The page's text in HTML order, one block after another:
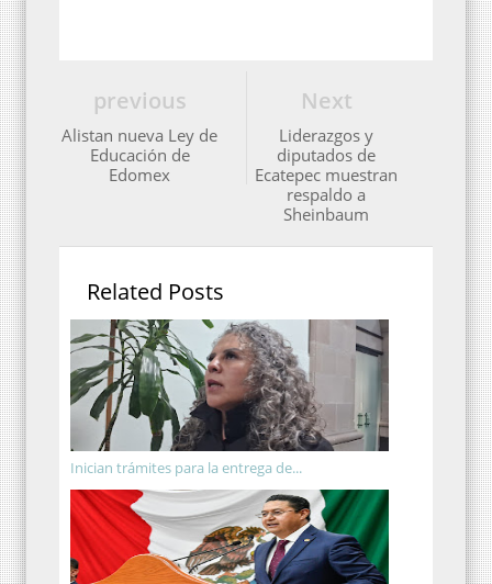
Next
Liderazgos y
diputados de
Ecatepec muestran
respaldo a
Sheinbaum
previous
Alistan nueva Ley de
Educación de
Edomex
Related Posts
Inician trámites para la entrega de...